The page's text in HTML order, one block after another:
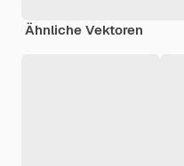
Ähnliche Vektoren